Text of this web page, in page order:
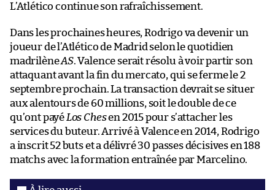
L’Atlético continue son rafraîchissement.
Dans les prochaines heures, Rodrigo va devenir un
joueur de l’Atlético de Madrid selon le quotidien
madrilèneAS. Valence serait résolu à voir partir son
attaquant avant la fin du mercato, qui se ferme le 2
septembre prochain. La transaction devrait se situer
aux alentours de 60 millions, soit le double de ce
qu’ont payé Los Chesen 2015 pour s’attacher les
services du buteur. Arrivé à Valence en 2014, Rodrigo
a inscrit 52 buts et a délivré 30 passes décisives en 188
matchs avec la formation entraînée par Marcelino.